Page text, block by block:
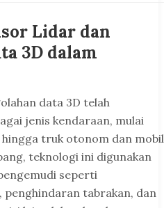
Lidar dan
3D dalam
data 3D telah
jenis kendaraan, mulai
truk otonom dan mobil
teknologi ini digunakan
seperti
tabrakan, dan